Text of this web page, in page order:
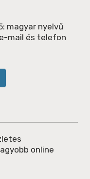
magyar nyelvű
mail és telefon
online